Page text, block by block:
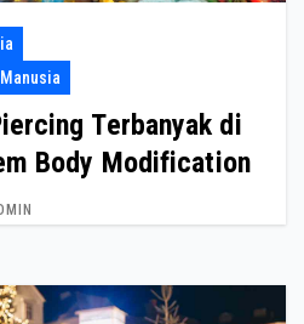
Terbanyak di
Body Modification